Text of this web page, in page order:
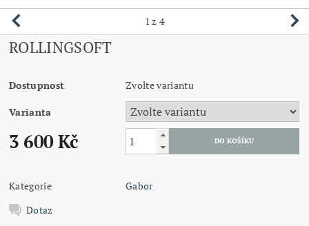
1 z 4
ROLLINGSOFT
Dostupnost Zvolte variantu
Varianta
3 600 Kč
Kategorie
Gabor
Dotaz